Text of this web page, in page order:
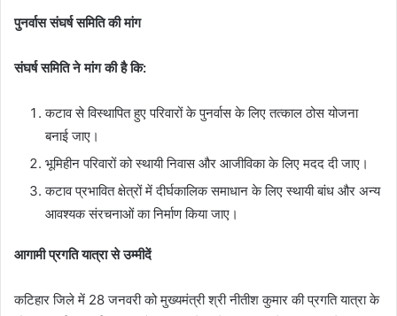
पुनर्वास संघर्ष समिति की मांग
संघर्ष समिति ने मांग की है कि:
कटाव से विस्थापित हुए परिवारों के पुनर्वास के लिए तत्काल ठोस योजना
बनाई जाए।
भूमिहीन परिवारों को स्थायी निवास और आजीविका के लिए मदद दी जाए।
कटाव प्रभावित क्षेत्रों में दीर्घकालिक समाधान के लिए स्थायी बांध और अन्य
आवश्यक संरचनाओं का निर्माण किया जाए।
आगामी प्रगति यात्रा से उम्मीदें
कटिहार जिले में 28 जनवरी को मुख्यमंत्री श्री नीतीश कुमार की प्रगति यात्रा के